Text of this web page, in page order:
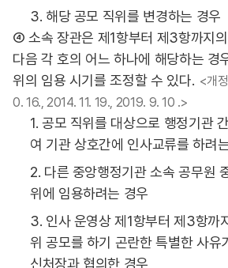
3. 해당 공모 직위를 변경하는 경우
④ 소속 장관은 제1항부터 제3항까지
다음 각 호의 어느 하나에 해당하는 경
위의 임용 시기를 조정할 수 있다. <개
0. 16., 2014. 11. 19., 2019. 9. 10 .>
1. 공모 직위를 대상으로 행정기관
여 기관 상호간에 인사교류를 하려
2. 다른 중앙행정기관 소속 공무원
위에 임용하려는 경우
3. 인사 운영상 제1항부터 제3항까
위 공모를 하기 곤란한 특별한 사유
신처장과 협의한 경우